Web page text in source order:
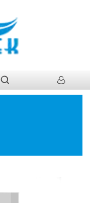
Ανεμιστήρα σταθερή